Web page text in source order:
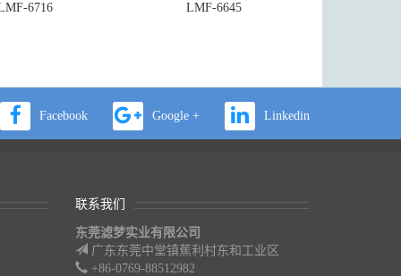
6716 LMF-6645
Facebook Google + Linkedin
联系我们
东莞滤梦实业有限公司
广东东莞中堂镇蕉利村东和工业区
+86-0769-88512982